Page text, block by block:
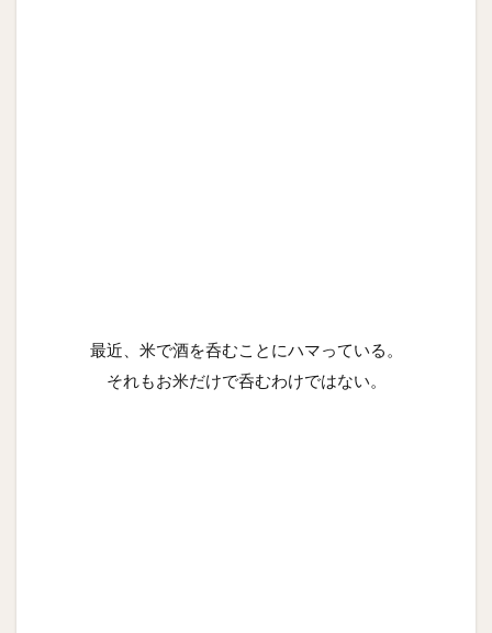
最近、米で酒を呑むことにハマっている。
それもお米だけで呑むわけではない。